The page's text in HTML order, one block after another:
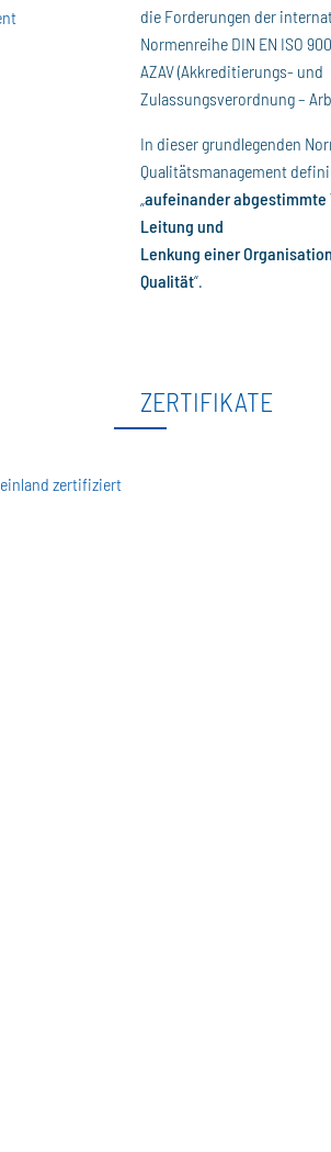
die Forderungen der
Normenreihe DIN EN ISO
AZAV (Akkreditierungs- und
Zulassungsverordnung –
In dieser grundlegenden
Qualitätsmanagement
„aufeinander abgestimmte
Leitung und
Lenkung einer
Qualität“.
ZERTIFIKATE
zertifiziert